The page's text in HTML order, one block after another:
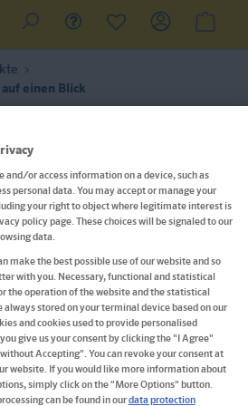
auf einen Blick
7. Klasse auf
and/or access information on a device, such as
personal data. You may accept or manage your
your right to object where legitimate interest is
policy page. These choices will be signaled to our
data.
make the best possible use of our website and so
with you. Necessary, functional and statistical
the operation of the website and the statistical
stored on your terminal device based on our
and cookies used to provide personalised
give us your consent by clicking the "I Agree"
Accepting". You can revoke your consent at
website. If you would like more information about
simply click on the "More Options" button.
can be found in ourdata protection